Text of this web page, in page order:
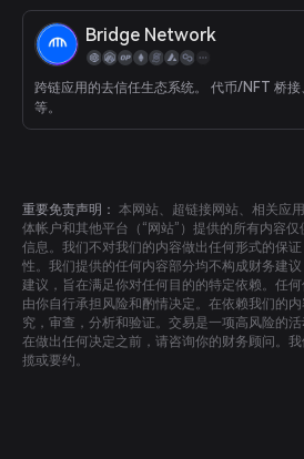
Bridge Network
跨链应用的去信任生态系统。 代币/NFT 桥
等。
重要免责声明： 本网站、超链接网站、相关应
体帐户和其他平台（“网站”）提供的所有内容
信息。我们不对我们的内容做出任何形式的保
性。我们提供的任何内容部分均不构成财务建
建议，旨在满足你对任何目的的特定依赖。任
由你自行承担风险和酌情决定。在依赖我们的
究，审查，分析和验证。交易是一项高风险的
在做出任何决定之前，请咨询你的财务顾问。
揽或要约。